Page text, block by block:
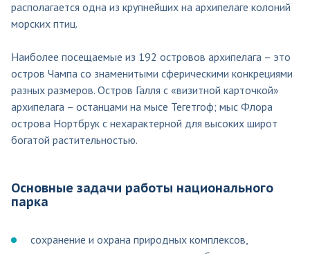
располагается одна из крупнейших на архипелаге колоний
морских птиц.
Наиболее посещаемые из 192 островов архипелага – это
остров Чампа со знаменитыми сферическими конкрециями
разных размеров. Остров Галля с «визитной карточкой»
архипелага – останцами на мысе Тегетгоф; мыс Флора
острова Нортбрук с нехарактерной для высоких широт
богатой растительностью.
Основные задачи работы национального
парка
сохранение и охрана природных комплексов,